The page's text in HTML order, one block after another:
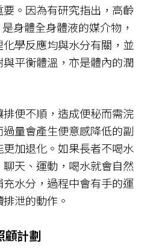
。因為有研究指出，高齡
身體全身體液的媒介物，
學反應均與水分有關，並
平衡體溫，亦是體內的潤
便不順，造成便秘而需浣
量會產生便意感降低的副
加退化。如果長者不喝水
天、運動，喝水就會自然
水分，過程中會有手的運
泄的動作。
計劃